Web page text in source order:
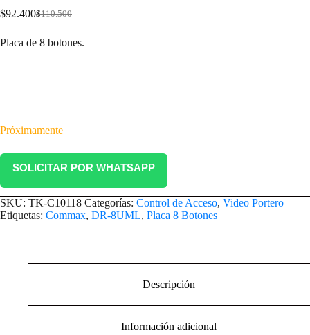
$110.500
$92.400
Placa de 8 botones.
Próximamente
SOLICITAR POR WHATSAPP
SKU: TK-C10118 Categorías: Control de Acceso, Video Portero
Etiquetas: Commax, DR-8UML, Placa 8 Botones
Descripción
Información adicional